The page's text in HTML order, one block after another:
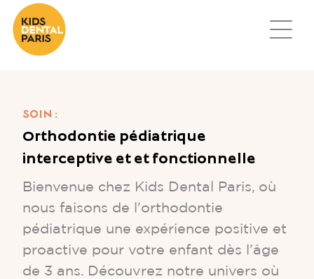
Orthodontie pédiatrique
interceptive et et fonctionnelle
Bienvenue chez Kids Dental Paris, où
nous faisons de l'orthodontie
pédiatrique une expérience positive et
proactive pour votre enfant dès l’âge
de 3 ans. Découvrez notre univers où